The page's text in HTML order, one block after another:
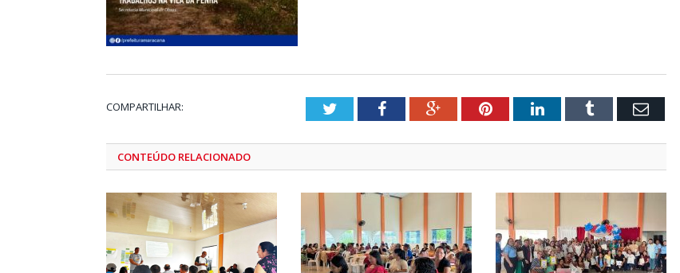
COMPARTILHAR: TwitterFacebookGoogle+PinterestLinkedInTumblr Email
CONTEÚDO RELACIONADO